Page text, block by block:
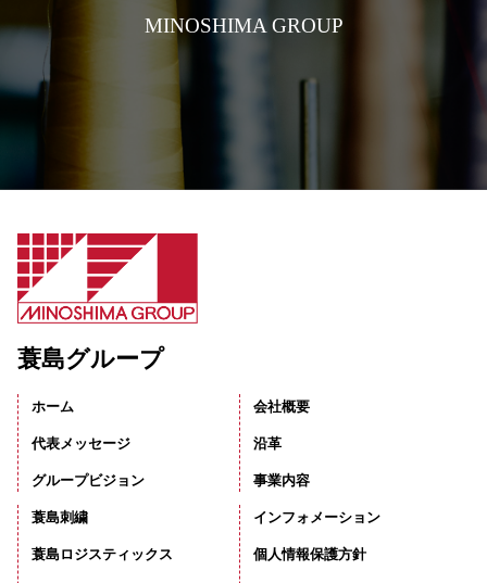
MINOSHIMA GROUP
蓑島グループ
ホーム
代表メッセージ
グループビジョン
会社概要
沿革
事業内容
蓑島刺繍
蓑島ロジスティックス
インフォメーション
個人情報保護方針